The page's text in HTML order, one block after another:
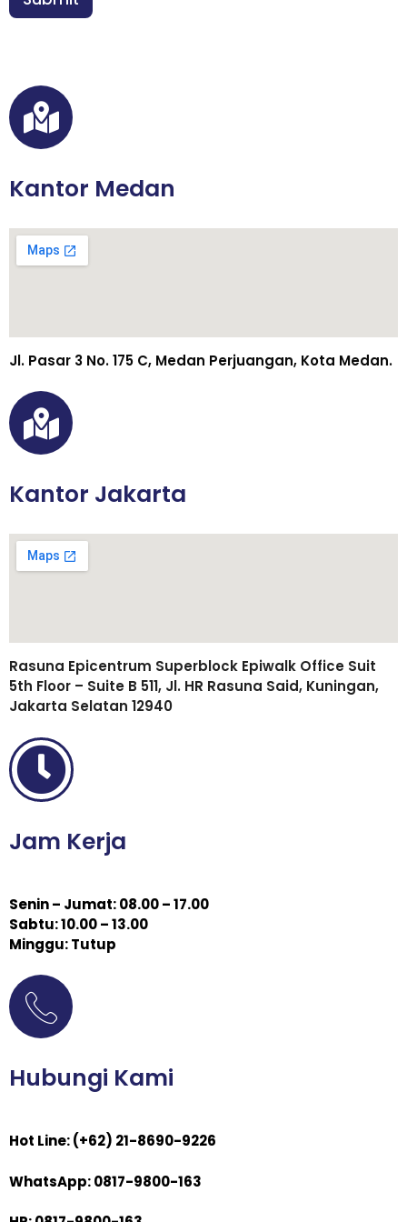
a
*
Kantor Medan
Jl. Pasar 3 No. 175 C, Medan Perjuangan, Kota Medan.
Kantor Jakarta
Rasuna Epicentrum Superblock Epiwalk Office Suit
5th Floor – Suite B 511, Jl. HR Rasuna Said, Kuningan,
Jakarta Selatan 12940
Jam Kerja
Senin – Jumat: 08.00 – 17.00
Sabtu: 10.00 – 13.00
Minggu: Tutup
Hubungi Kami
Hot Line: (+62) 21-8690-9226
WhatsApp: 0817-9800-163